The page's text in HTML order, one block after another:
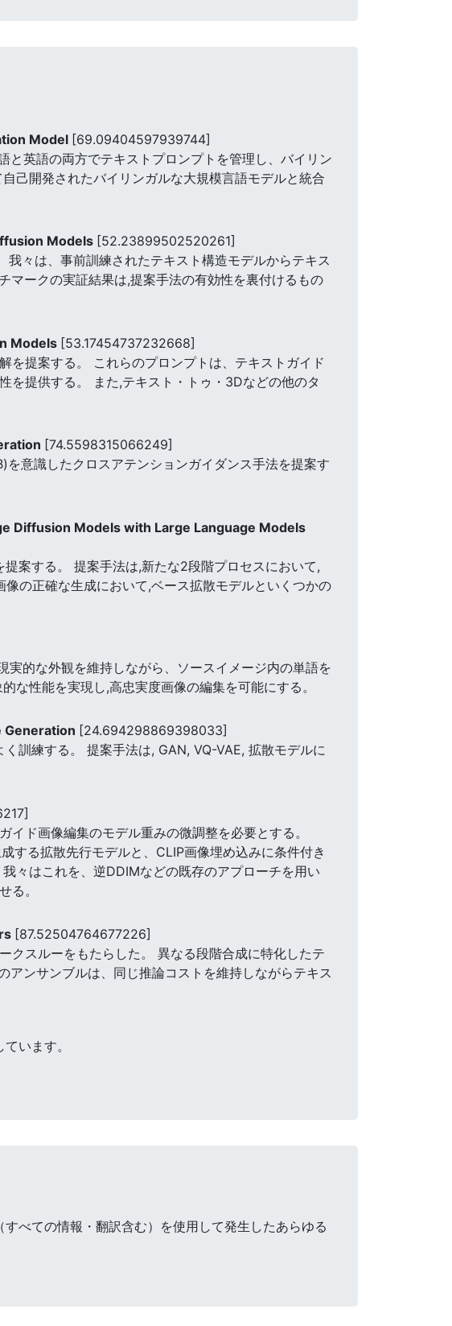
Model [69.09404597939744]
英語の両方でテキストプロンプトを管理し、バイリン
己開発されたバイリンガルな大規模言語モデルと統合
Models [52.23899502520261]
々は、事前訓練されたテキスト構造モデルからテキス
マークの実証結果は,提案手法の有効性を裏付けるもの
Models [53.17454737232668]
を提案する。 これらのプロンプトは、テキストガイド
を提供する。 また,テキスト・トゥ・3Dなどの他のタ
[74.5598315066249]
意識したクロスアテンションガイダンス手法を提案す
Diffusion Models with Large Language Models
案する。 提案手法は,新たな2段階プロセスにおいて,
の正確な生成において,ベース拡散モデルといくつかの
的な外観を維持しながら、ソースイメージ内の単語を
な性能を実現し,高忠実度画像の編集を可能にする。
[24.694298869398033]
訓練する。 提案手法は, GAN, VQ-VAE, 拡散モデルに
ド画像編集のモデル重みの微調整を必要とする。
する拡散先行モデルと、CLIP画像埋め込みに条件付き
々はこれを、逆DDIMなどの既存のアプローチを用い
る。
[87.52504764677226]
クスルーをもたらした。 異なる段階合成に特化したテ
ンサンブルは、同じ推論コストを維持しながらテキス
います。
べての情報・翻訳含む）を使用して発生したあらゆる